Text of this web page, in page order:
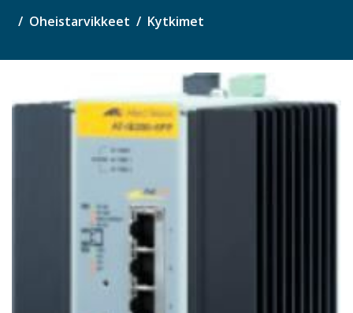
Oheistarvikkeet Kytkimet